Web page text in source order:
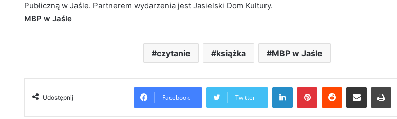
Publiczną w Jaśle. Partnerem wydarzenia jest Jasielski Dom Kultury.
MBP w Jaśle
czytanie książka MBP w Jaśle
Udostępnij Facebook Twitter
LinkedIn